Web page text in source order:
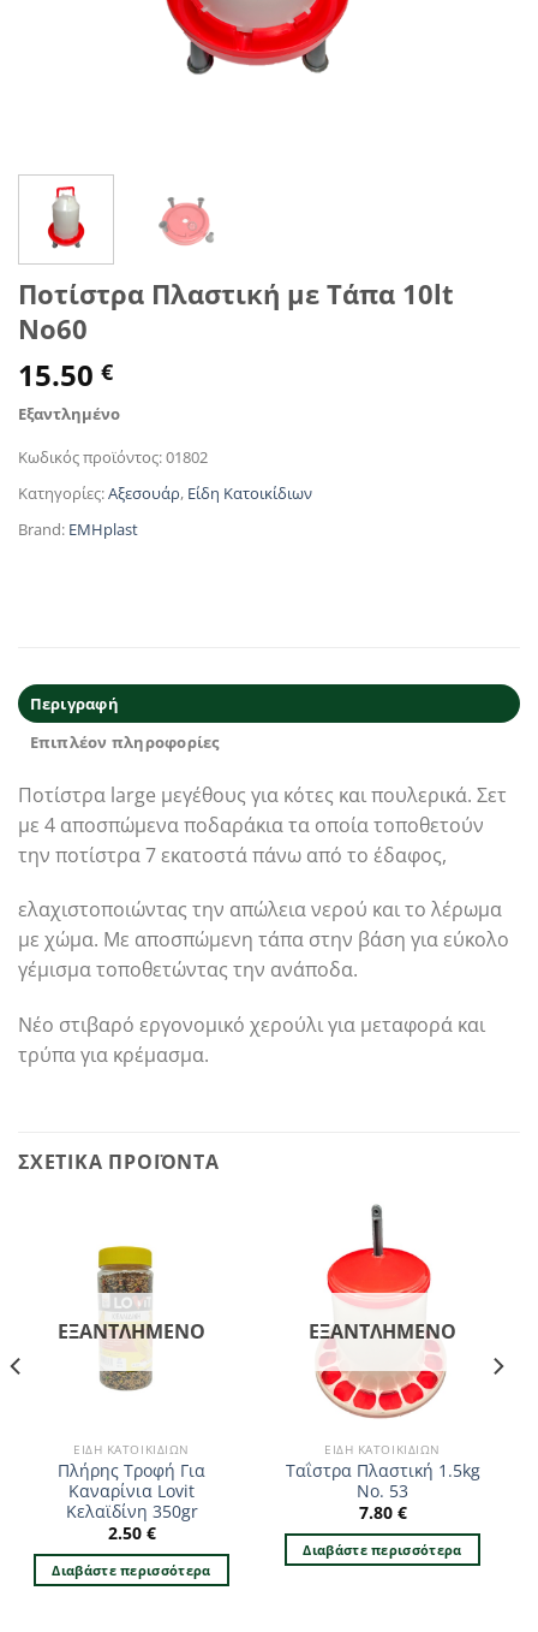
Ποτίστρα Πλαστική με Τάπα 10lt
No60
15.50 €
Εξαντλημένο
Κωδικός προϊόντος:01802
Κατηγορίες:Αξεσουάρ, Είδη Κατοικίδιων
Brand: EMHplast
Περιγραφή
Επιπλέον πληροφορίες
Ποτίστρα large μεγέθους για κότες και πουλερικά. Σετ
με 4 αποσπώμενα ποδαράκια τα οποία τοποθετούν
την ποτίστρα 7 εκατοστά πάνω από το έδαφος,
ελαχιστοποιώντας την απώλεια νερού και το λέρωμα
με χώμα. Με αποσπώμενη τάπα στην βάση για εύκολο
γέμισμα τοποθετώντας την ανάποδα.
Νέο στιβαρό εργονομικό χερούλι για μεταφορά και
τρύπα για κρέμασμα.
ΣΧΕΤΙΚΆ ΠΡΟΪΌΝΤΑ
ΕΞΑΝΤΛΗΜΈΝΟ
ΕΊΔΗ ΚΑΤΟΙΚΊΔΙΩΝ
Πλήρης Τροφή Για
Καναρίνια Lovit
Κελαϊδίνη 350gr
2.50 €
Διαβάστε περισσότερα
ΕΞΑΝΤΛΗΜΈΝΟ
ΕΊΔΗ ΚΑΤΟΙΚΊΔΙΩΝ
Ταΐστρα Πλαστική 1.5kg
No. 53
7.80 €
Διαβάστε περισσότερα